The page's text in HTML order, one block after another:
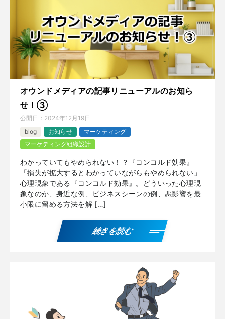
オウンドメディアの記事リニューアルのお知ら
せ！③
公開日： 2024年12月19日
blog
お知らせ
マーケティング
マーケティング組織設計
わかっていてもやめられない！？『コンコルド効果』
「損失が拡大するとわかっていながらもやめられない」
心理現象である『コンコルド効果』。どういった心理現
象なのか、身近な例、ビジネスシーンの例、悪影響を最
小限に留める方法を解 […]
続きを読む